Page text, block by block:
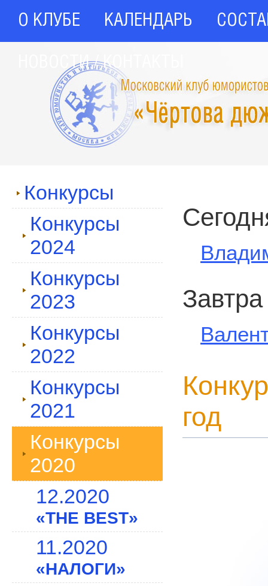
О КЛУБЕ КАЛЕНДАРЬ
НОВОСТИ / КОНТАКТЫ
Конкурсы
Конкурсы
2024
Конкурсы
2023
Конкурсы
2022
Конкурсы
2021
Конкурсы
2020
12.2020
«THE BEST»
11.2020
«НАЛОГИ»
год